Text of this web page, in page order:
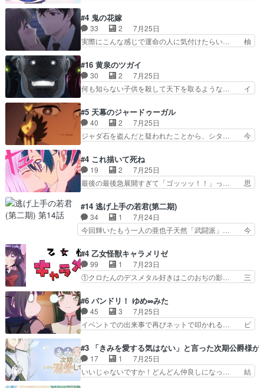
タ教育のせいで瑞佳がヒモカス… 伊万里ちゃんの
人前での苦手意識を抱えなが… 第４話をｄアニメ
ストアで視聴しました。視…
なはプリキュア仲間には自分が未来から… の活
躍、敵を圧倒ってのはおおよその流れだ… キュア
エクレール初変身＆初戦闘。プリキュ… キュアエ
クレールは強いが力を制御できない… キュアエク
ッコロで始まってちょっ… バカおもろいやん
www実質まどマギやんけ… しかも実質的にエク
レールが倒したビルであ…
#4 鬼の花嫁
33 2
7月25日
実際にこんな感じで運命の人に気付けたらい… 柚
の花嫁は一見すると甘い夢、理想の天国… 玲夜さ
んのご両親の登場ですこの世に数多い… 玲夜のお
父さんが石田彰だったことに驚きを… 主人公自分
の立場わかって無さすぎやしまた… ヨミツガと
子にも優しいし可愛いしこの… ユキノさんから玲
夜の父親の話で、そのイメ… あやかしの頂点に立
つ鬼龍院家の現当主が息…
#16 黄泉のツガイ
30 2
7月25日
何も知らない子供を殺して天下を取るような… イ
いバトル回の最後に、予想外の引きシン… これっ
て作者が描きたいのは"ユルの物語"… デラさんの
秘密がちょっとわかった回、正直… 左さんと刀持
ちさんが対決♪あとどこぞのじ… 何処も彼処も言
く動いていてずっと胸が熱… 同時視聴｜
DaemonsRealm｜リア… これまで騙していた東
村を捨てて新郷家に来…
#5 天幕のジャードゥーガル
40 2
7月25日
ジャダ石を盗んだと疑われたことから、シタ… 今
ぶややこしいことになってたオープニン… テンポ
も良いし毎話良いところで引くから全… 盟友ドレ
ゲネ后との出会い。次週のドレゲネ… さて、登場
人物多いけどついていけるのか私… 今回は遂にド
んがめっちゃ可愛かったなド… まさかの展開にめ
ちゃくちゃテンション上が… チャガタイの所へ密
偵に行ったはずがドレゲ…
#4 これ描いて死ね
19 2
7月25日
最後の最後急展開すぎて「ゴッッッ！！」っ… 思
は泣かなかった！漫画描きのハウツー回… この作
品はこういうのをズバッとキメるの上… 藤子不二
雄に親しんだ人にはとてもフィット… 赤福のヌル
ヌルした動きとかネームを褒めら… 漫研が気にな
から新たな仲間まで。本作品… 今回エンディング
テーマが流れるのが早い（… この作品の世界に
も、一応デジタルという概…
#14 逃げ上手の若君(第二期)
34 1
7月24日
今回輝いたもう一人の亜也子天然「武闘派」… 今
逃れすら逃げ上手亜也子のアシストに支… そう
か、亜也子もまだ9歳なのか‥ときゆき… 「亜也
子のドキドキ・大作戦！・長寿丸を一… 目玉と耳
を相手に言葉で繰り広げる戰もノラ… 時代設定ど
からのいらすとやは草だった。… 今回は亜也子回
でしたね頼もしさと乙女らし… 貞宗、キモいギョ
ロ目としか思ってなかった…
#4 乙女怪獣キャラメリゼ
99 1
7月23日
①クロたんのデスメタル好きはこのおぢの影… 三
か好きになれんキャラだなぁ作品もイン… 相変わ
らず生物学者には見えないわね響野君… 正体を知
らないのにどちりも肯定してくれた… 黒絵がハル
ゴンになっても、南を助けて大事… OPにデスボ
心を許す、母の友達である光… 黒絵の可愛さレベ
ルが止まらない。南くんと… 黒絵の母とのやり取
りでエヴァの加持さん思…
#6 バンドリ！ ゆめ∞みた
45 3
7月25日
イベントでの出来事で再びネットで叩かれる… ビ
ラがまじで何がしたいかわからん！先生… 陰キャ
の間合いにスルっと入ってきて相手の… ビオラが
都子さんを籠絡しに来ててやばいぞ… マネージャ
ー現実版初登場！バレーボールに… 藻掻きながら
#3 「きみを愛する気はない」と言った次期公爵様が
17 1
7月25日
いいじゃないですか！どんどん仲良しになっ… 結